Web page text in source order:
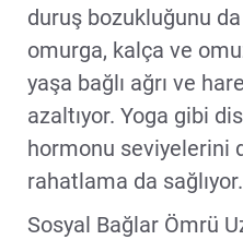
duruş bozukluğunu
omurga, kalça ve
yaşa bağlı ağrı ve
azaltıyor. Yoga gibi
hormonu seviyelerini
rahatlama da sağlıyor.
Sosyal Bağlar Ömrü